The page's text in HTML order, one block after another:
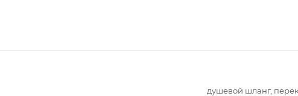
душевой шланг,